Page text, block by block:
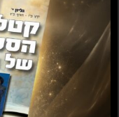
זכרון בספר
₪20.00
הוספה לסל